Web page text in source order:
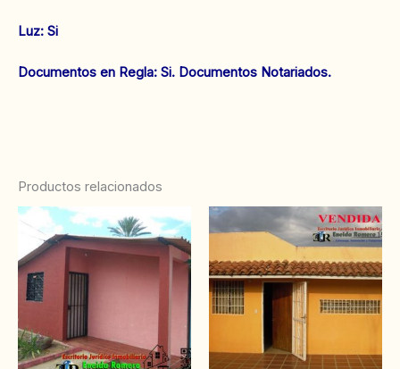
‌Luz: Si
‌‌Documentos en Regla: Si. Documentos Notariados.
Productos relacionados